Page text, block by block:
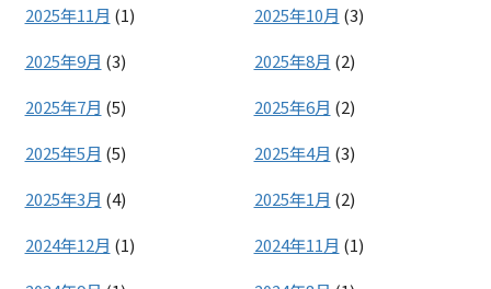
2025年11月 (1) 2025年10月 (3)
2025年9月 (3) 2025年8月 (2)
2025年7月 (5) 2025年6月 (2)
2025年5月 (5) 2025年4月 (3)
2025年3月 (4) 2025年1月 (2)
2024年12月 (1) 2024年11月 (1)